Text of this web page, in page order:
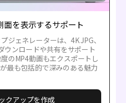
を表示するサポート
ジェネレーターは、4K JPG、
ウンロードや共有をサポート
のMP4動画もエクスポートし
最も包括的で深みのある魅力
クアップを作成